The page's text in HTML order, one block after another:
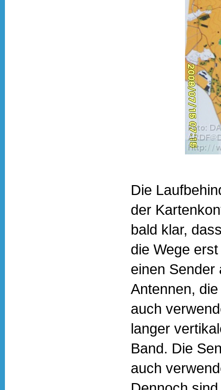
Die
der
bald klar,
die Wege
einen Sender
Antennen,
auch
langer
Band. Die
auch